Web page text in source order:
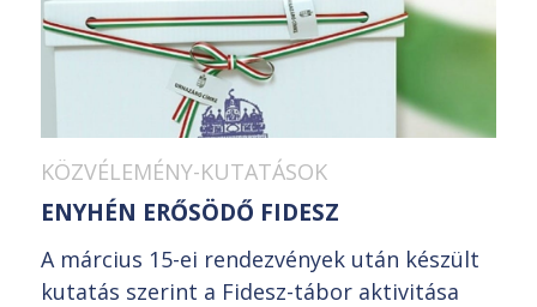
KÖZVÉLEMÉNY-KUTATÁSOK
ENYHÉN ERŐSÖDŐ FIDESZ
A március 15-ei rendezvények után készült
kutatás szerint a Fidesz-tábor aktivitása